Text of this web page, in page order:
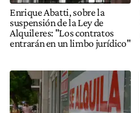
Enrique Abatti, sobre la
suspensión de la Ley de
Alquileres: "Los contratos
entrarán en un limbo jurídico"